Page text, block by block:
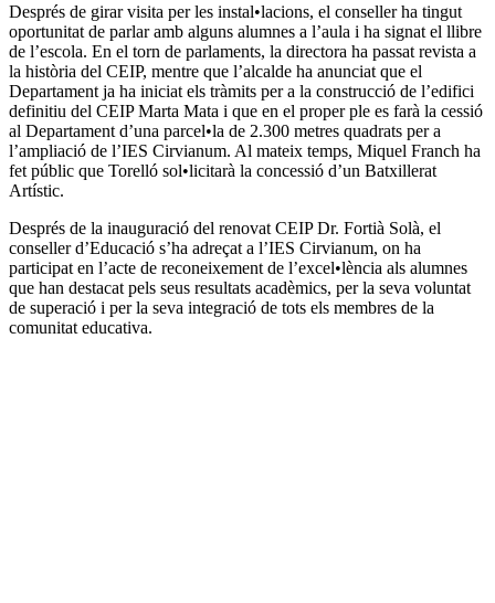
Després de girar visita per les instal•lacions, el conseller ha tingut
oportunitat de parlar amb alguns alumnes a l’aula i ha signat el llibre
de l’escola. En el torn de parlaments, la directora ha passat revista a
la història del CEIP, mentre que l’alcalde ha anunciat que el
Departament ja ha iniciat els tràmits per a la construcció de l’edifici
definitiu del CEIP Marta Mata i que en el proper ple es farà la cessió
al Departament d’una parcel•la de 2.300 metres quadrats per a
l’ampliació de l’IES Cirvianum. Al mateix temps, Miquel Franch ha
fet públic que Torelló sol•licitarà la concessió d’un Batxillerat
Artístic.
Després de la inauguració del renovat CEIP Dr. Fortià Solà, el
conseller d’Educació s’ha adreçat a l’IES Cirvianum, on ha
participat en l’acte de reconeixement de l’excel•lència als alumnes
que han destacat pels seus resultats acadèmics, per la seva voluntat
de superació i per la seva integració de tots els membres de la
comunitat educativa.